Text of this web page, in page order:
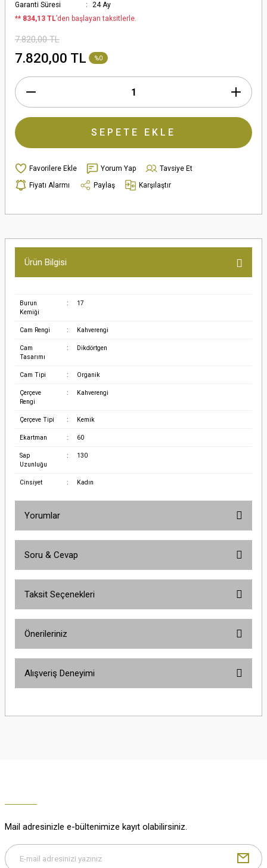
Garanti Süresi
24 Ay
** 834,13 TL’den başlayan taksitlerle.
7.820,00 TL
7.820,00 TL %0
SEPETE EKLE
Yorum Yap
Tavsiye Et
Fiyatı Alarmı
Paylaş Karşılaştır
Ürün Bilgisi
Burun
Kemiği
: 17
Cam Rengi : Kahverengi
Cam
Tasarımı
: Dikdörtgen
Cam Tipi : Organik
Çerçeve
Rengi
: Kahverengi
Çerçeve Tipi : Kemik
Ekartman : 60
Sap
Uzunluğu
: 130
Cinsiyet : Kadın
Yorumlar
Soru & Cevap
Taksit Seçenekleri
Önerileriniz
yetersiz gördüğünüz noktaları öneri formunu kullanarak tarafımıza
Alışveriş Deneyimi
M... K... | 29/12/2025
Mail adresinizle e-bültenimize kayıt olabilirsiniz.